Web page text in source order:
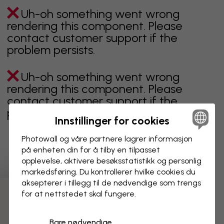
Uh-oh something went wrong
rendering this component. Please
contact customer support if the
problem persists.
Uh-oh something went wrong
rendering this component. Please
contact customer support if the
problem persists.
Viser side 1 av 2 sider
Oppdag fleire kategoriar
Innstillinger for cookies
Photowall og våre partnere lagrer informasjon
på enheten din for å tilby en tilpasset
opplevelse, aktivere besøks­statistikk og personlig
markedsføring. Du kontrollerer hvilke cookies du
aksepterer i tillegg til de nødvendige som trengs
for at nettstedet skal fungere.